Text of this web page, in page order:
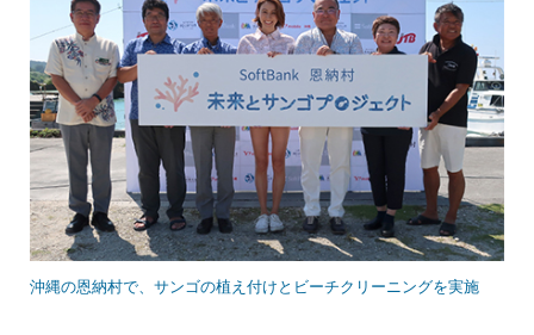
沖縄の恩納村で、サンゴの植え付けとビーチクリーニングを実施